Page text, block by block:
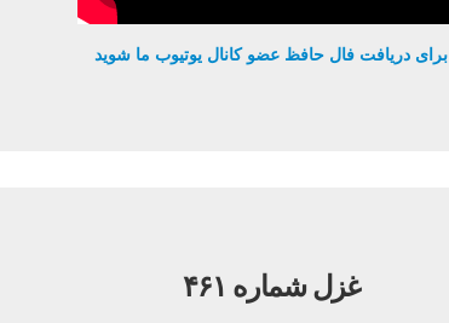
برای دریافت فال حافظ عضو کانال یوتیوب ما شوید
غزل شماره ۴۶۱